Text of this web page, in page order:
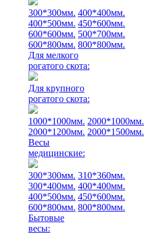
300*300мм. 400*400мм.
400*500мм. 450*600мм.
600*600мм. 500*700мм.
600*800мм. 800*800мм.
Для мелкого
рогатого скота:
Для крупного
рогатого скота:
1000*1000мм. 2000*1000мм.
2000*1200мм. 2000*1500мм.
Весы
медицинские:
300*300мм. 310*360мм.
300*400мм. 400*400мм.
400*500мм. 450*600мм.
600*800мм. 800*800мм.
Бытовые
весы: